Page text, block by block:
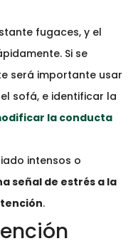
fugaces, y el
Si se
será importante usar
sofá, e identificar la
la conducta
intensos o
señal de estrés a la
.